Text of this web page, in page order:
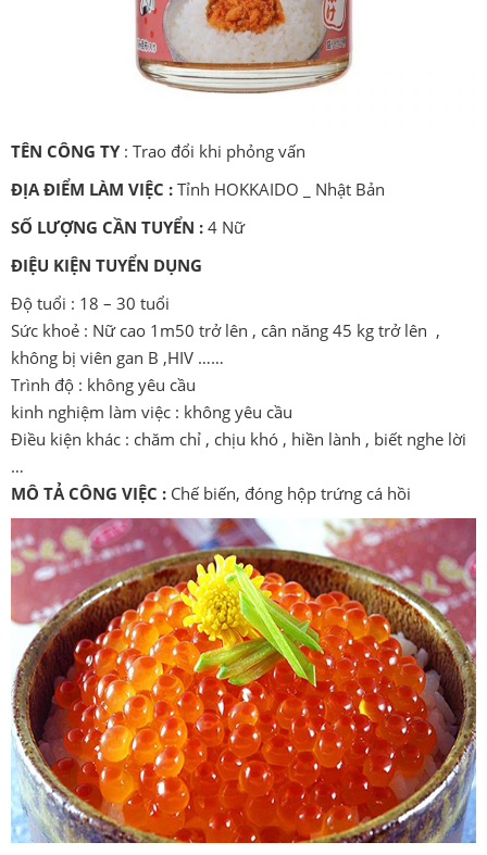
TÊN CÔNG TY: Trao đổi khi phỏng vấn
ĐỊA ĐIỂM LÀM VIỆC : Tỉnh HOKKAIDO _ Nhật Bản
SỐ LƯỢNG CẦN TUYỂN : 4 Nữ
ĐIỆU KIỆN TUYỂN DỤNG
Độ tuổi : 18 – 30 tuổi
Sức khoẻ : Nữ cao 1m50 trở lên , cân năng 45 kg trở lên ,
không bị viên gan B ,HIV ……
Trình độ : không yêu cầu
kinh nghiệm làm việc : không yêu cầu
Điều kiện khác : chăm chỉ , chịu khó , hiền lành , biết nghe lời
…
MÔ TẢ CÔNG VIỆC : Chế biến, đóng hộp trứng cá hồi